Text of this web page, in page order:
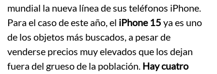
mundial la nueva línea de sus teléfonos iPhone.
Para el caso de este año, el iPhone 15 ya es uno
de los objetos más buscados, a pesar de
venderse precios muy elevados que los dejan
fuera del grueso de la población. Hay cuatro